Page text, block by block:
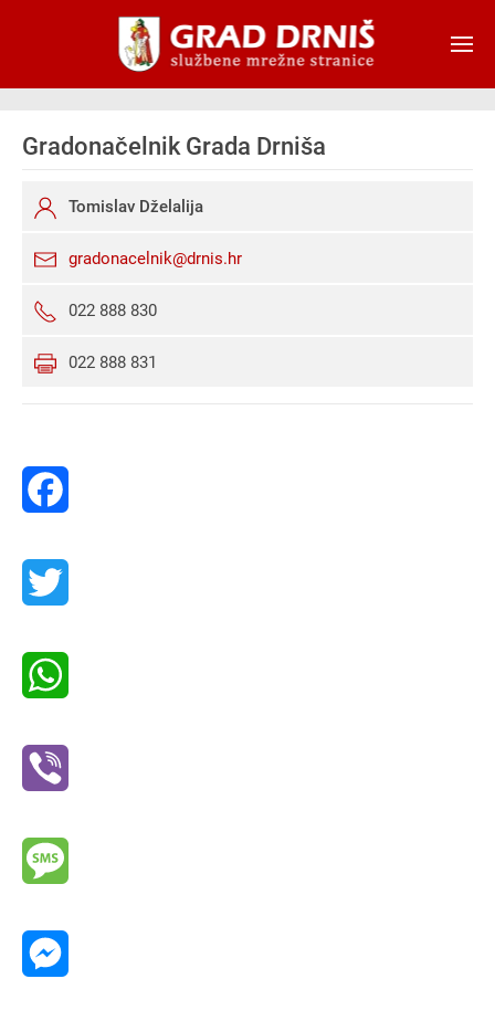
Skip to main content
Gradonačelnik Grada Drniša
Tomislav Dželalija
gradonacelnik@drnis.hr
022 888 830
022 888 831